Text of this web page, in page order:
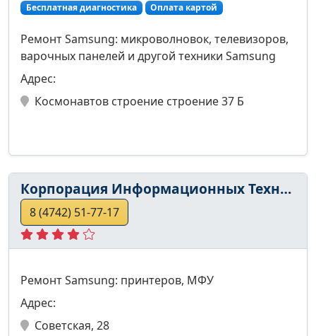
Бесплатная диагностика Оплата картой
Ремонт Samsung: микроволновок, телевизоров,
варочных панелей и другой техники Samsung
Адрес:
Космонавтов строение строение 37 Б
Корпорация Информационных Технологий
8 (4742) 51-77-17
Ремонт Samsung: принтеров, МФУ
Адрес:
Советская, 28